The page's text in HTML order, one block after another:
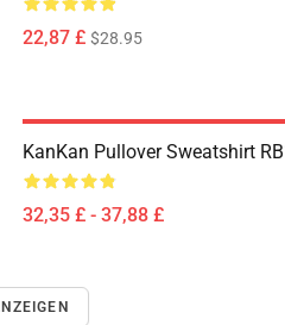
22,87 £ $28.95
KanKan Pullover Sweatshirt
32,35 £ - 37,88 £